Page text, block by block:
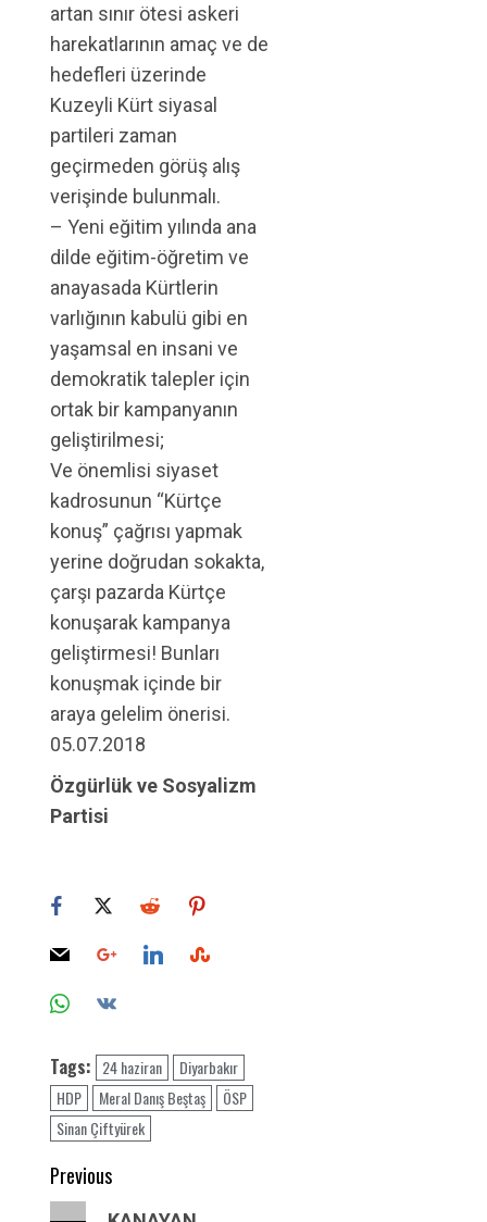
artan sınır ötesi askeri
harekatlarının amaç ve de
hedefleri üzerinde
Kuzeyli Kürt siyasal
partileri zaman
geçirmeden görüş alış
verişinde bulunmalı.
– Yeni eğitim yılında ana
dilde eğitim-öğretim ve
anayasada Kürtlerin
varlığının kabulü gibi en
yaşamsal en insani ve
demokratik talepler için
ortak bir kampanyanın
geliştirilmesi;
Ve önemlisi siyaset
kadrosunun “Kürtçe
konuş” çağrısı yapmak
yerine doğrudan sokakta,
çarşı pazarda Kürtçe
konuşarak kampanya
geliştirmesi! Bunları
konuşmak içinde bir
araya gelelim önerisi.
05.07.2018
Özgürlük ve Sosyalizm
Partisi
Tags: 24 haziran
Diyarbakır
HDP
Meral Danış Beştaş
ÖSP
Sinan Çiftyürek
Post
Previous
Previous